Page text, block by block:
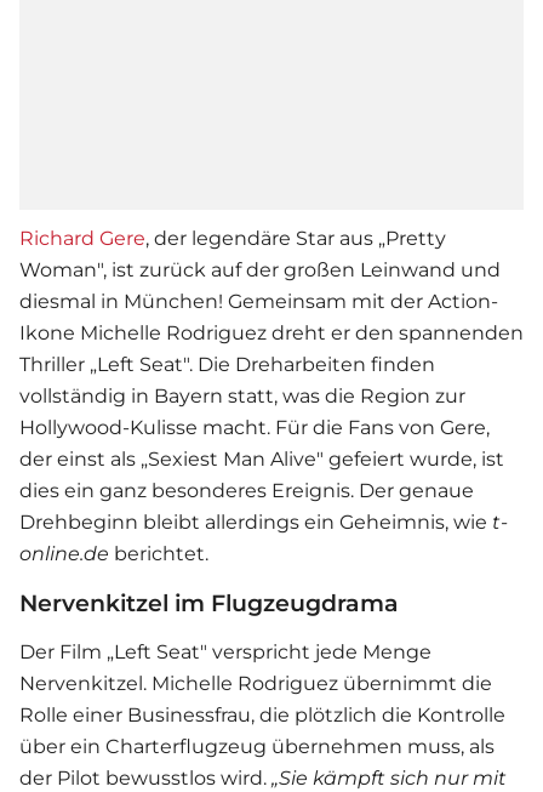
Richard Gere, der legendäre Star aus „Pretty
Woman", ist zurück auf der großen Leinwand und
diesmal in München! Gemeinsam mit der Action-
Ikone Michelle Rodriguez dreht er den spannenden
Thriller „Left Seat". Die Dreharbeiten finden
vollständig in Bayern statt, was die Region zur
Hollywood-Kulisse macht. Für die Fans von Gere,
der einst als „Sexiest Man Alive" gefeiert wurde, ist
dies ein ganz besonderes Ereignis. Der genaue
Drehbeginn bleibt allerdings ein Geheimnis, wie t-
online.de berichtet.
Nervenkitzel im Flugzeugdrama
Der Film „Left Seat" verspricht jede Menge
Nervenkitzel. Michelle Rodriguez übernimmt die
Rolle einer Businessfrau, die plötzlich die Kontrolle
über ein Charterflugzeug übernehmen muss, als
der Pilot bewusstlos wird. „Sie kämpft sich nur mit